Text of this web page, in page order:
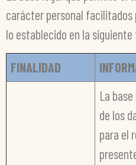
carácter personal facilitados
lo establecido en la
FINALIDAD
La
de los
para el